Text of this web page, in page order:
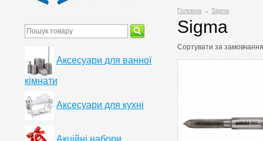
Головна → Sigma
Sigma
Сортувати за
Аксесуари для ванної
кімнати
Аксесуари для кухні